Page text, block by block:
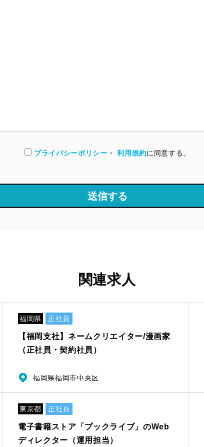
プライバシーポリシー ・ 利用規約に同意する。
関連求人
福岡県 正社員
【福岡支社】ネームクリエイター/漫画家
（正社員・契約社員）
福岡県福岡市中央区
東京都 正社員
電子書籍ストア「ブックライブ」のWeb
ディレクター（運用担当）